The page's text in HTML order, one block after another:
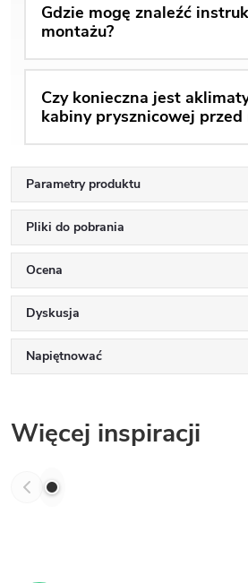
Gdzie mogę znaleźć
montażu?
Czy konieczna jest
kabiny prysznicowej przed
Parametry produktu
Pliki do pobrania
Ocena
Dyskusja
Napiętnować
Więcej inspiracji